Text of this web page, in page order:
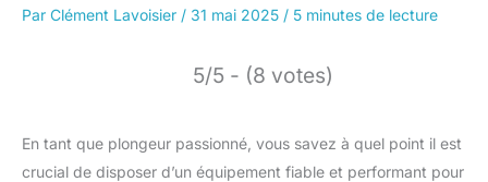
Par Clément Lavoisier / 31 mai 2025 / 5 minutes de lecture
5/5 - (8 votes)
En tant que plongeur passionné, vous savez à quel point il est
crucial de disposer d’un équipement fiable et performant pour